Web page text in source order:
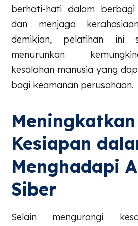
berhati-hati dalam
dan menjaga
demikian, pelatihan ini
menurunkan
kesalahan manusia yang
bagi keamanan perusahaan.
Meningkatkan
Kesiapan
Menghadapi
Siber
Selain mengurangi